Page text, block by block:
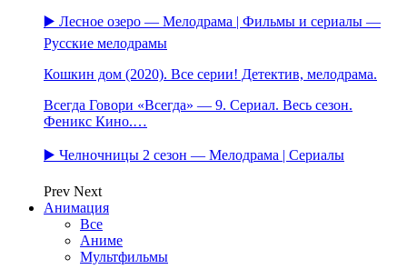
▶️ Лесное озеро — Мелодрама | Фильмы и сериалы —
Русские мелодрамы
Кошкин дом (2020). Все серии! Детектив, мелодрама.
Всегда Говори «Всегда» — 9. Сериал. Весь сезон.
Феникс Кино.…
▶️ Челночницы 2 сезон — Мелодрама | Сериалы
Prev Next
Анимация
Все
Аниме
Мультфильмы